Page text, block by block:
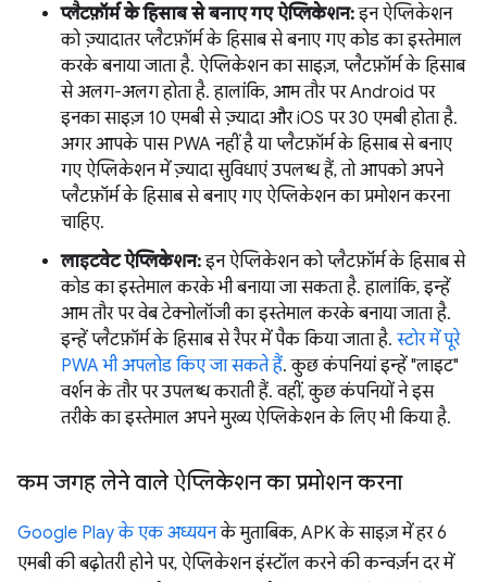
प्लैटफ़ॉर्म के हिसाब से बनाए गए ऐप्लिकेशन:इन ऐप्लिकेशन
को ज़्यादातर प्लैटफ़ॉर्म के हिसाब से बनाए गए कोड का इस्तेमाल
करके बनाया जाता है. ऐप्लिकेशन का साइज़, प्लैटफ़ॉर्म के हिसाब
से अलग-अलग होता है. हालांकि, आम तौर पर Android पर
इनका साइज़ 10 एमबी से ज़्यादा और iOS पर 30 एमबी होता है.
अगर आपके पास PWA नहीं है या प्लैटफ़ॉर्म के हिसाब से बनाए
गए ऐप्लिकेशन में ज़्यादा सुविधाएं उपलब्ध हैं, तो आपको अपने
प्लैटफ़ॉर्म के हिसाब से बनाए गए ऐप्लिकेशन का प्रमोशन करना
चाहिए.
लाइटवेट ऐप्लिकेशन:इन ऐप्लिकेशन को प्लैटफ़ॉर्म के हिसाब से
कोड का इस्तेमाल करके भी बनाया जा सकता है. हालांकि, इन्हें
आम तौर पर वेब टेक्नोलॉजी का इस्तेमाल करके बनाया जाता है.
इन्हें प्लैटफ़ॉर्म के हिसाब से रैपर में पैक किया जाता है. स्टोर में पूरे
PWA भी अपलोड किए जा सकते हैं. कुछ कंपनियां इन्हें "लाइट"
वर्शन के तौर पर उपलब्ध कराती हैं. वहीं, कुछ कंपनियों ने इस
तरीके का इस्तेमाल अपने मुख्य ऐप्लिकेशन के लिए भी किया है.
कम जगह लेने वाले ऐप्लिकेशन का प्रमोशन करना
Google Play के एक अध्ययनके मुताबिक, APK के साइज़ में हर 6
एमबी की बढ़ोतरी होने पर, ऐप्लिकेशन इंस्टॉल करने की कन्वर्ज़न दर में